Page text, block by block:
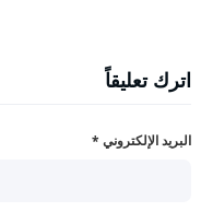
اترك تعليقاً
البريد الإلكتروني *